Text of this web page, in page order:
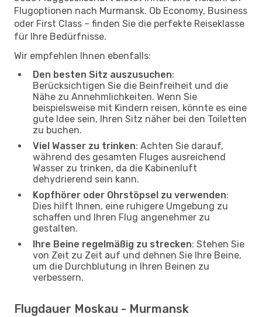
Flugoptionen nach Murmansk. Ob Economy, Business
oder First Class – finden Sie die perfekte Reiseklasse
für Ihre Bedürfnisse.
Wir empfehlen Ihnen ebenfalls:
Den besten Sitz auszusuchen:
Berücksichtigen Sie die Beinfreiheit und die
Nähe zu Annehmlichkeiten. Wenn Sie
beispielsweise mit Kindern reisen, könnte es eine
gute Idee sein, Ihren Sitz näher bei den Toiletten
zu buchen.
Viel Wasser zu trinken: Achten Sie darauf,
während des gesamten Fluges ausreichend
Wasser zu trinken, da die Kabinenluft
dehydrierend sein kann.
Kopfhörer oder Ohrstöpsel zu verwenden:
Dies hilft Ihnen, eine ruhigere Umgebung zu
schaffen und Ihren Flug angenehmer zu
gestalten.
Ihre Beine regelmäßig zu strecken: Stehen Sie
von Zeit zu Zeit auf und dehnen Sie Ihre Beine,
um die Durchblutung in Ihren Beinen zu
verbessern.
Flugdauer Moskau - Murmansk